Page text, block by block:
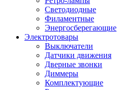
Светодиодные
Филаментные
Энергосберегающие
Электротовары
Выключатели
Датчики движения
Дверные звонки
Диммеры
Комплектующие